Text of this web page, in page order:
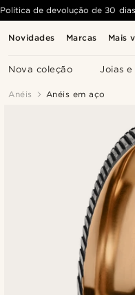
Novidades Marcas Mais
Nova coleção Joias
Política de devolução de 30
Anéis Anéis em aço